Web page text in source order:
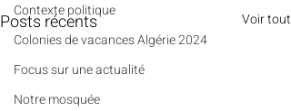
Contexte politique
Colonies de vacances Algérie 2024
​​Focus sur une actualité
Notre mosquée
Posts récents Voir tout